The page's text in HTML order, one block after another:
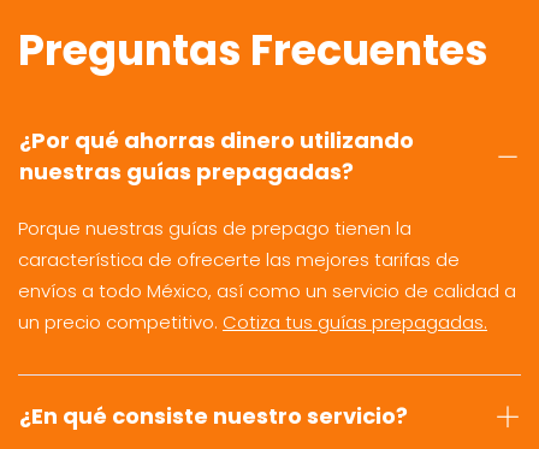
Preguntas Frecuentes
¿Por qué ahorras dinero utilizando
nuestras guías prepagadas?
Porque nuestras guías de prepago tienen la
característica de ofrecerte las mejores tarifas de
envíos a todo México, así como un servicio de calidad a
un precio competitivo. Cotiza tus guías prepagadas.
¿En qué consiste nuestro servicio?